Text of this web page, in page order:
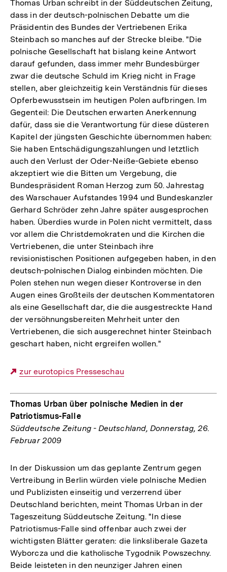
Thomas Urban schreibt in der Süddeutschen Zeitung,
dass in der deutsch-polnischen Debatte um die
Präsidentin des Bundes der Vertriebenen Erika
Steinbach so manches auf der Strecke bleibe. "Die
polnische Gesellschaft hat bislang keine Antwort
darauf gefunden, dass immer mehr Bundesbürger
zwar die deutsche Schuld im Krieg nicht in Frage
stellen, aber gleichzeitig kein Verständnis für dieses
Opferbewusstsein im heutigen Polen aufbringen. Im
Gegenteil: Die Deutschen erwarten Anerkennung
dafür, dass sie die Verantwortung für diese düsteren
Kapitel der jüngsten Geschichte übernommen haben:
Sie haben Entschädigungszahlungen und letztlich
auch den Verlust der Oder-Neiße-Gebiete ebenso
akzeptiert wie die Bitten um Vergebung, die
Bundespräsident Roman Herzog zum 50. Jahrestag
des Warschauer Aufstandes 1994 und Bundeskanzler
Gerhard Schröder zehn Jahre später ausgesprochen
haben. Überdies wurde in Polen nicht vermittelt, dass
vor allem die Christdemokraten und die Kirchen die
Vertriebenen, die unter Steinbach ihre
revisionistischen Positionen aufgegeben haben, in den
deutsch-polnischen Dialog einbinden möchten. Die
Polen stehen nun wegen dieser Kontroverse in den
Augen eines Großteils der deutschen Kommentatoren
als eine Gesellschaft dar, die die ausgestreckte Hand
der versöhnungsbereiten Mehrheit unter den
Vertriebenen, die sich ausgerechnet hinter Steinbach
geschart haben, nicht ergreifen wollen."
Externer
zur eurotopics Presseschau
Thomas Urban über polnische Medien in der
Patriotismus-Falle
Süddeutsche Zeitung - Deutschland, Donnerstag, 26.
Februar 2009
In der Diskussion um das geplante Zentrum gegen
Vertreibung in Berlin würden viele polnische Medien
und Publizisten einseitig und verzerrend über
Deutschland berichten, meint Thomas Urban in der
Tageszeitung Süddeutsche Zeitung. "In diese
Patriotismus-Falle sind offenbar auch zwei der
wichtigsten Blätter geraten: die linksliberale Gazeta
Wyborcza und die katholische Tygodnik Powszechny.
Beide leisteten in den neunziger Jahren einen